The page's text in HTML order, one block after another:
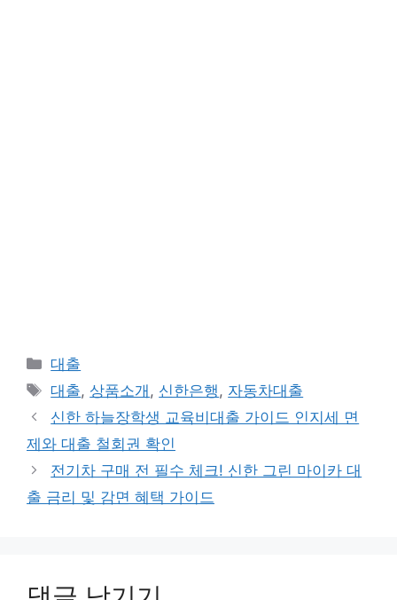
카
테
고
리
대출
태
그
대출, 상품소개 , 신한은행 , 자동차대출
신한 하늘장학생 교육비대출 가이드 인지세 면
제와 대출 철회권 확인
전기차 구매 전 필수 체크! 신한 그린 마이카 대
출 금리 및 감면 혜택 가이드